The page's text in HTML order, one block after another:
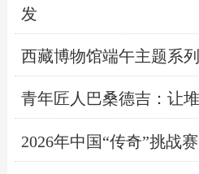
发
西藏博物馆端午主题系
青年匠人巴桑德吉：让
2026年中国“传奇”挑战